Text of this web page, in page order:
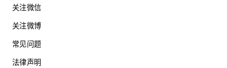
关注微信
关注微博
常见问题
法律声明